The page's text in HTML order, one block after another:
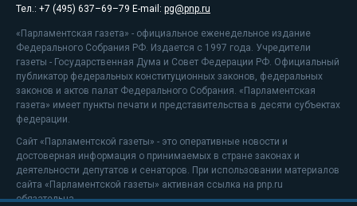
Тел.: +7 (495) 637–69–79 E-mail: pg@pnp.ru
«Парламентская газета» - официальное еженедельное издание
Федерального Собрания РФ. Издается с 1997 года. Учредители
газеты - Государственная Дума и Совет Федерации РФ. Официальный
публикатор федеральных конституционных законов, федеральных
законов и актов палат Федерального Собрания. «Парламентская
газета» имеет пункты печати и представительства в десяти субъектах
федерации.
Сайт «Парламентской газеты» - это оперативные новости и
достоверная информация о принимаемых в стране законах и
деятельности депутатов и сенаторов. При использовании материалов
сайта «Парламентской газеты» активная ссылка на pnp.ru
обязательна.